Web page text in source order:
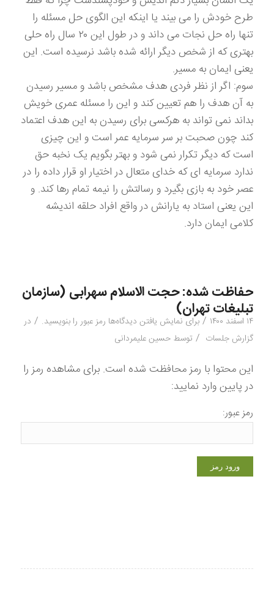
طرح خودش را می بیند یا اینکه این الگوی حل مسئله را
تنها راه حل نجات می داند و در طول این ۲۰ سال راه حلی
بهتری که از شخص دیگر ارائه شده باشد نرسیده است. این
یعنی ایمان به مسیر.
سوم: اگر از نظر فردی هدف مشخص باشد و مسیر رسیدن
به آن هدف را هم تعیین کند و این را مسئله عمری خویش
بداند نمی تواند به هرکسی برای رسیدن به این هدف اعتماد
کند چون صحبت بر سر سرمایه عمر است و این چیزی
است که دیگر تکرار نمی شود و بهتر بگویم یک نخبه حق
ندارد سرمایه ای که خدای متعال در اختیار او قرار داده را در
عصر خود به بازی بگیرد و رسالتش را نیمه تمام رها کند. و
این یعنی استاد به یارانش در واقع افراد حلقه اندیشه
کلامی ایمان دارد.
حفاظت شده: حجت الاسلام سهرابی (سازمان
تبلیغات تهران)
۱۴ اسفند ۱۴۰۰ / برای نمایش یافتن دیدگاه‌ها رمز عبور را بنویسید. / در
گزارش جلسات / توسط حسین علیمردانی
این محتوا با رمز محافظت شده است. برای مشاهده رمز را
در پایین وارد نمایید:
رمز عبور: